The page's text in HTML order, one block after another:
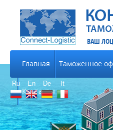
ВАШ
Главная Таможенное
Контакты
Ru En De It